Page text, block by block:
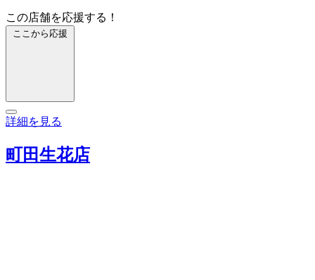
この店舗を応援する！
ここから応援
詳細を見る
町田生花店